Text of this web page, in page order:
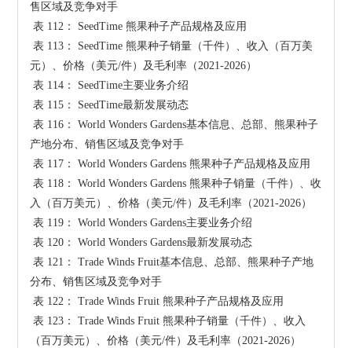
售区域及竞争对手
表 112： SeedTime 熊果种子产品规格及应用
表 113： SeedTime 熊果种子销量（千件）、收入（百万美
元）、价格（美元/件）及毛利率（2021-2026）
表 114： SeedTime主要业务介绍
表 115： SeedTime最新发展动态
表 116： World Wonders Gardens基本信息、总部、熊果种子
产地分布、销售区域及竞争对手
表 117： World Wonders Gardens 熊果种子产品规格及应用
表 118： World Wonders Gardens 熊果种子销量（千件）、收
入（百万美元）、价格（美元/件）及毛利率（2021-2026）
表 119： World Wonders Gardens主要业务介绍
表 120： World Wonders Gardens最新发展动态
表 121： Trade Winds Fruit基本信息、总部、熊果种子产地
分布、销售区域及竞争对手
表 122： Trade Winds Fruit 熊果种子产品规格及应用
表 123： Trade Winds Fruit 熊果种子销量（千件）、收入
（百万美元）、价格（美元/件）及毛利率（2021-2026）